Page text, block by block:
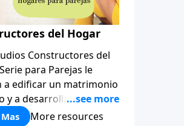
del Hogar
Constructores del
para Parejas le
a edificar un matrimonio
y a desarrollar
que duren para toda
More resources